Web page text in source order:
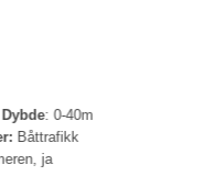
Dybde: 0-40m
Båttrafikk
ja